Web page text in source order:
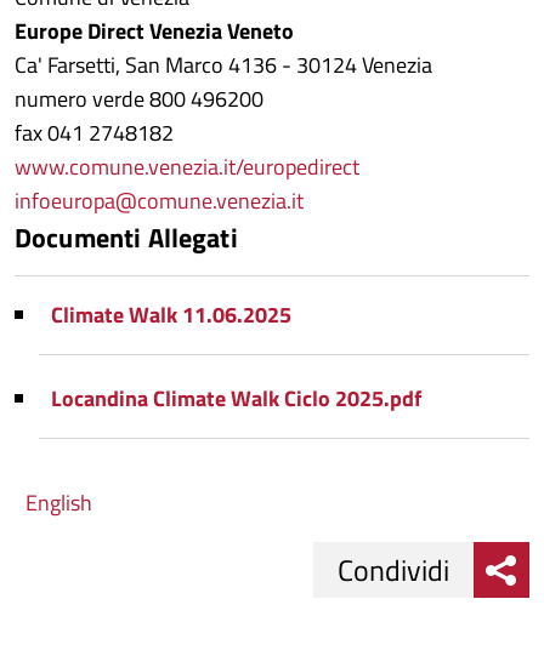
Europe Direct Venezia Veneto
Ca' Farsetti, San Marco 4136 - 30124 Venezia
numero verde 800 496200
fax 041 2748182
www.comune.venezia.it/europedirect
infoeuropa@comune.venezia.it
Documenti Allegati
Climate Walk 11.06.2025
Locandina Climate Walk Ciclo 2025.pdf
English
Condividi